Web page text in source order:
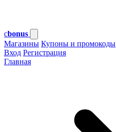
cbonus
Магазины Купоны и промокоды
Вход Регистрация
Главная